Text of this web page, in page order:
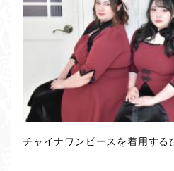
チャイナワンピースを着用する